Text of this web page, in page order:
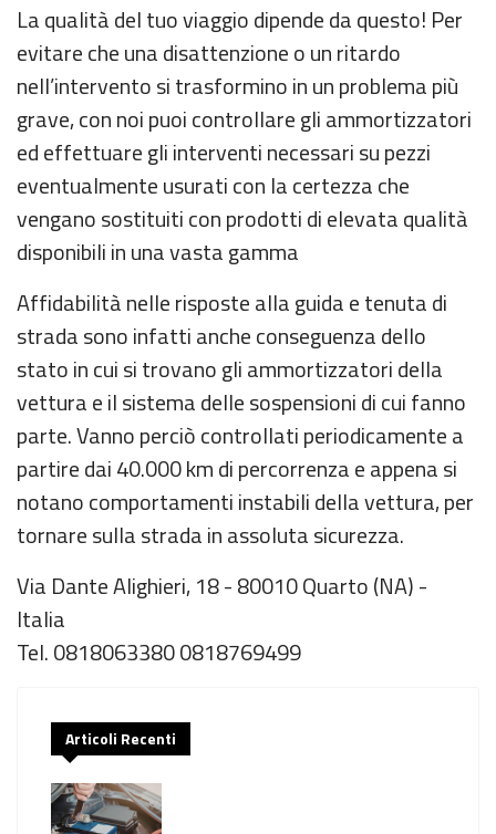
La qualità del tuo viaggio dipende da questo! Per
evitare che una disattenzione o un ritardo
nell’intervento si trasformino in un problema più
grave, con noi puoi controllare gli ammortizzatori
ed effettuare gli interventi necessari su pezzi
eventualmente usurati con la certezza che
vengano sostituiti con prodotti di elevata qualità
disponibili in una vasta gamma
Affidabilità nelle risposte alla guida e tenuta di
strada sono infatti anche conseguenza dello
stato in cui si trovano gli ammortizzatori della
vettura e il sistema delle sospensioni di cui fanno
parte. Vanno perciò controllati periodicamente a
partire dai 40.000 km di percorrenza e appena si
notano comportamenti instabili della vettura, per
tornare sulla strada in assoluta sicurezza.
Via Dante Alighieri, 18 - 80010 Quarto (NA) -
Italia
Tel. 0818063380 0818769499
Articoli Recenti